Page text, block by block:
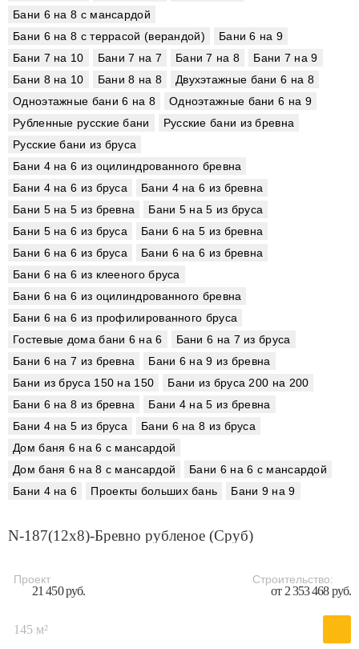
Бани 6 на 8 с мансардой
Бани 6 на 8 с террасой (верандой)
Бани 6 на 9
Бани 7 на 10
Бани 7 на 7 Бани 7 на 8
Бани 7 на 9
Бани 8 на 10
Бани 8 на 8
Двухэтажные бани 6 на 8
Одноэтажные бани 6 на 8
Одноэтажные бани 6 на 9
Рубленные русские бани
Русские бани из бревна
Русские бани из бруса
Бани 4 на 6 из оцилиндрованного бревна
Бани 4 на 6 из бруса
Бани 4 на 6 из бревна
Бани 5 на 5 из бревна
Бани 5 на 5 из бруса
Бани 5 на 6 из бруса
Бани 6 на 5 из бревна
Бани 6 на 6 из бруса
Бани 6 на 6 из бревна
Бани 6 на 6 из клееного бруса
Бани 6 на 6 из оцилиндрованного бревна
Бани 6 на 6 из профилированного бруса
Гостевые дома бани 6 на 6
Бани 6 на 7 из бруса
Бани 6 на 7 из бревна
Бани 6 на 9 из бревна
Бани из бруса 150 на 150
Бани из бруса 200 на 200
Бани 6 на 8 из бревна
Бани 4 на 5 из бревна
Бани 4 на 5 из бруса
Бани 6 на 8 из бруса
Дом баня 6 на 6 с мансардой
Дом баня 6 на 8 с мансардой
Бани 6 на 6 с мансардой
Бани 4 на 6
Проекты больших бань Бани 9 на 9
N-187(12х8)-Бревно рубленое (Сруб)
Проект
21 450 руб.
Строительство:
от 2 353 468 руб.
145 м²